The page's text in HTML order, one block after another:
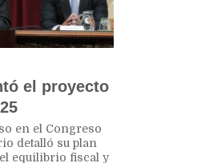
el proyecto
en el Congreso
detalló su plan
equilibrio fiscal y